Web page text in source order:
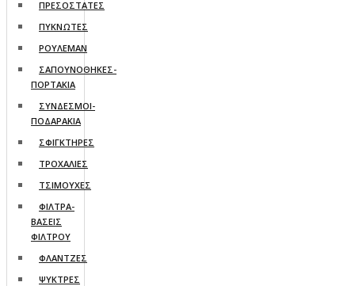
ΠΡΕΣΟΣΤΑΤΕΣ
ΠΥΚΝΩΤΕΣ
ΡΟΥΛΕΜΑΝ
ΣΑΠΟΥΝΟΘΗΚΕΣ-
ΠΟΡΤΑΚΙΑ
ΣΥΝΔΕΣΜΟΙ-
ΠΟΔΑΡΑΚΙΑ
ΣΦΙΓΚΤΗΡΕΣ
ΤΡΟΧΑΛΙΕΣ
ΤΣΙΜΟΥΧΕΣ
ΦΙΛΤΡΑ-
ΒΑΣΕΙΣ
ΦΙΛΤΡΟΥ
ΦΛΑΝΤΖΕΣ
ΨΥΚΤΡΕΣ